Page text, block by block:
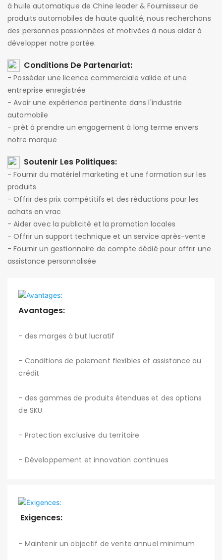
à huile automatique de Chine leader & Fournisseur de
produits automobiles de haute qualité, nous recherchons
des personnes passionnées et motivées à nous aider à
développer notre portée.
Conditions De Partenariat:
- Posséder une licence commerciale valide et une
entreprise enregistrée
- Avoir une expérience pertinente dans l'industrie
automobile
- prêt à prendre un engagement à long terme envers
notre marque
Soutenir Les Politiques:
- Fournir du matériel marketing et une formation sur les
produits
- Offrir des prix compétitifs et des réductions pour les
achats en vrac
- Aider avec la publicité et la promotion locales
- Offrir un support technique et un service après-vente
- Fournir un gestionnaire de compte dédié pour offrir une
assistance personnalisée
Avantages:
- des marges à but lucratif
- Conditions de paiement flexibles et assistance au
crédit
- des gammes de produits étendues et des options
de SKU
- Protection exclusive du territoire
- Développement et innovation continues
Exigences:
- Maintenir un objectif de vente annuel minimum